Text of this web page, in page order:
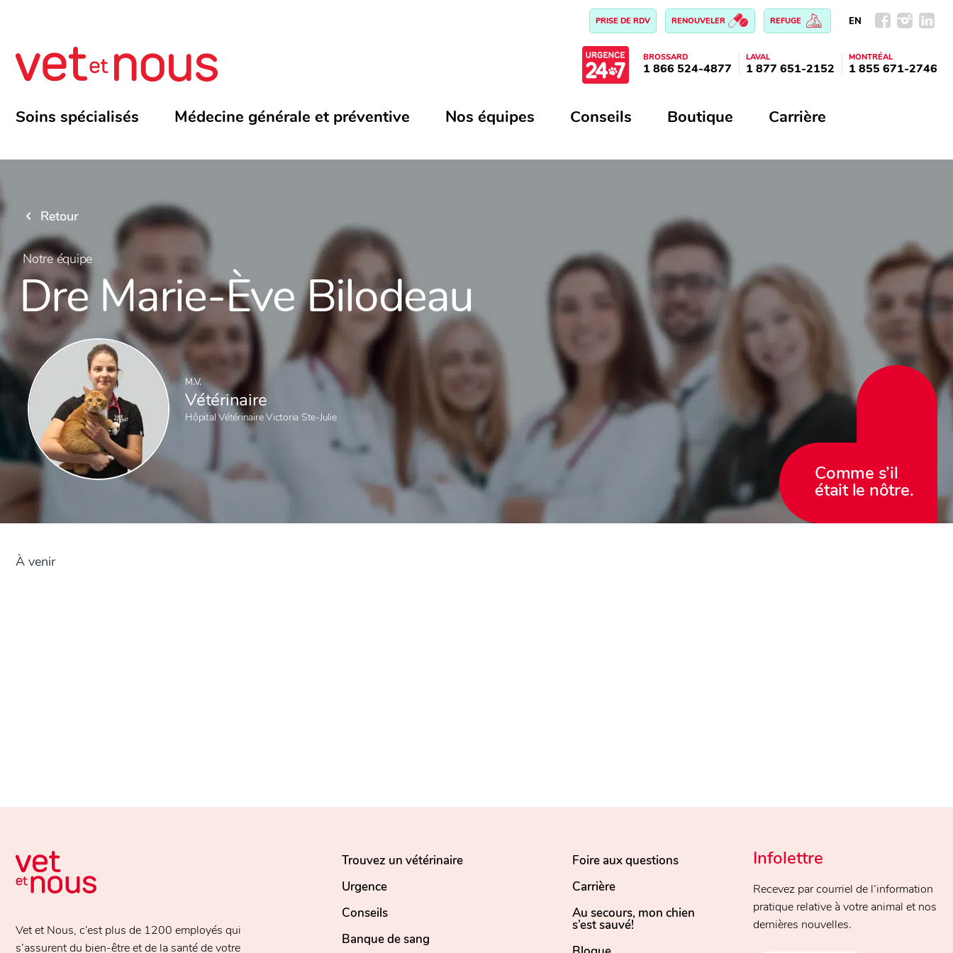
PRISE DE RDV RENOUVELER REFUGE EN
BROSSARD
1 866 524-4877
LAVAL
1 877 651-2152
MONTRÉAL
1 855 671-2746
Soins spécialisés Médecine générale et préventive Nos équipes Conseils Boutique Carrière
Retour
Notre équipe
Dre Marie-Ève Bilodeau
M.V.
Vétérinaire
Hôpital Vétérinaire Victoria Ste-Julie
Comme s’il
était le nôtre.
À venir
Vet et Nous, c’est plus de 1200 employés qui
s’assurent du bien-être et de la santé de votre
Trouvez un vétérinaire
Urgence
Conseils
Banque de sang
Foire aux questions
Carrière
Au secours, mon chien
s’est sauvé!
Infolettre
Recevez par courriel de l’information
pratique relative à votre animal et nos
dernières nouvelles.